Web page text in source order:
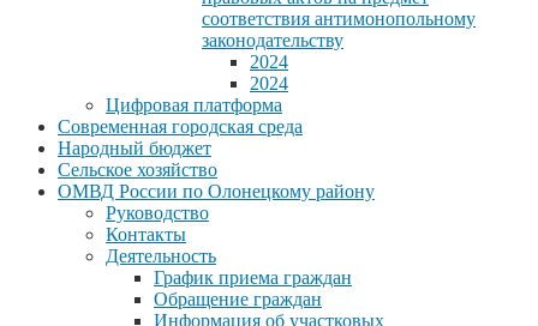
соответствия антимонопольному
законодательству
2024
2024
Цифровая платформа
Современная городская среда
Народный бюджет
Сельское хозяйство
ОМВД России по Олонецкому району
Руководство
Контакты
Деятельность
График приема граждан
Обращение граждан
Информация об участковых